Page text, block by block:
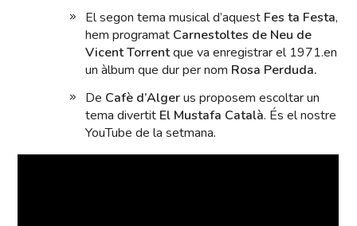
El segon tema musical d’aquest Fes ta Festa,
hem programat Carnestoltes de Neu de
Vicent Torrentque va enregistrar el 1971.en
un àlbum que dur per nom Rosa Perduda.
De Cafè d’Algerus proposem escoltar un
tema divertit El Mustafa Català. És el nostre
YouTube de la setmana.